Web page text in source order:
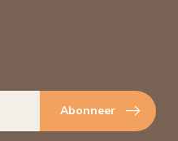
Abonneer